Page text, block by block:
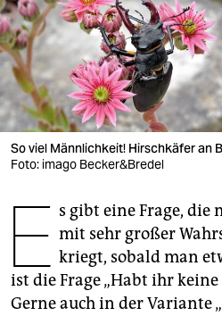
wahrheit
verlag
verlag
veranstaltungen
shop
unterstützen
abo
genossenschaft
So viel Männlichkeit! Hirschkäfer an
Foto: imago Becker&Bredel
E s gibt eine Frage, die
mit sehr großer
kriegt, sobald man
ist die Frage „Habt ihr keine
Gerne auch in der Variante